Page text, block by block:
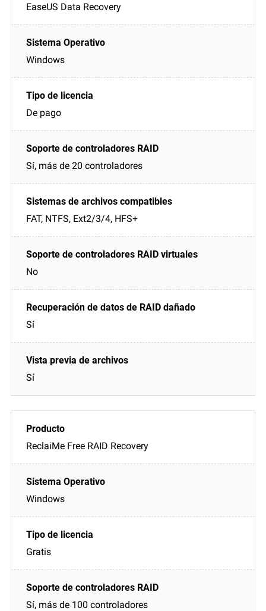
EaseUS Data Recovery
Windows
De pago
Sí, más de 20 controladores
FAT, NTFS, Ext2/3/4, HFS+
No
Sí
Sí
ReclaiMe Free RAID Recovery
Windows
Gratis
Sí, más de 100 controladores